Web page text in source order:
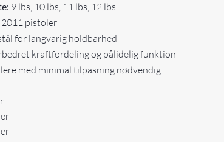
9 lbs, 10 lbs, 11 lbs, 12 lbs
2011 pistoler
for langvarig holdbarhed
kraftfordeling og pålidelig funktion
med minimal tilpasning nødvendig